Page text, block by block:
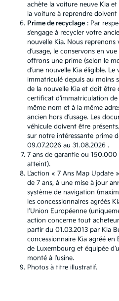
achète la voiture neuve Kia
la voiture à reprendre doivent
Prime de recyclage : Par
s’engage à recycler votre
nouvelle Kia. Nous
d’usage, le conservons en
offrons une prime (selon le
d’une nouvelle Kia éligible.
immatriculé depuis au moins
de la nouvelle Kia et doit être
certificat d’immatriculation
même nom et à la même
ancien hors d’usage. Les
véhicule doivent être
sur notre intéressante prime
09.07.2026 au 31.08.2026 .
7 ans de garantie ou
atteint).
L’action « 7 Ans Map
de 7 ans, à une mise à jour
système de navigation
les concessionnaires agréés
l’Union Européenne
action concerne tout
partir du 01.03.2013 par Kia
concessionnaire Kia agréé
de Luxembourg et équipée
monté à l’usine.
Photos à titre illustratif.